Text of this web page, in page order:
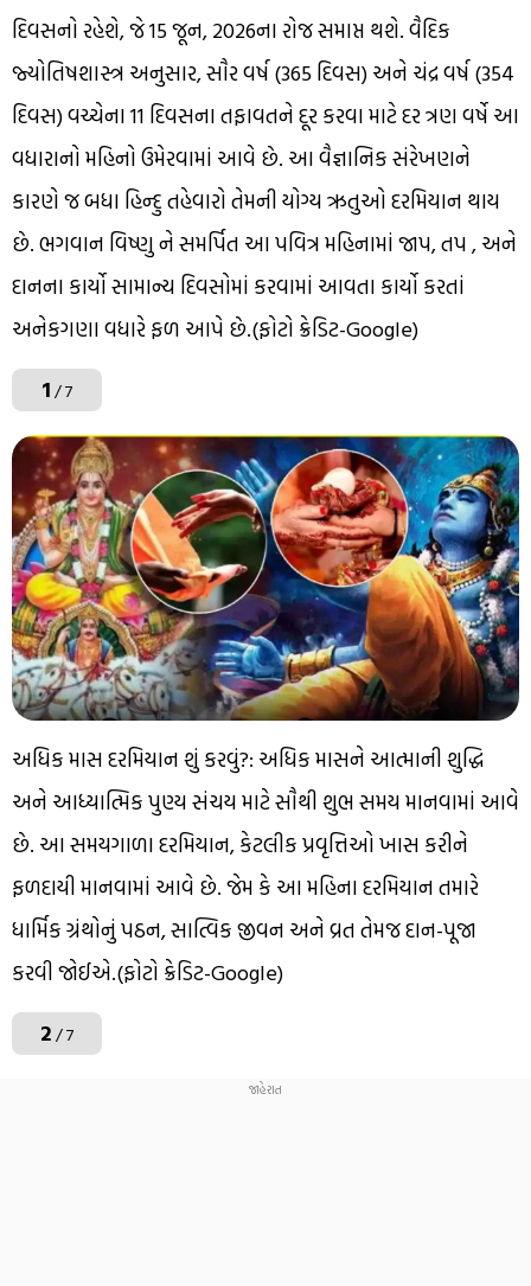
દિવસનો રહેશે, જે 15 જૂન, 2026ના રોજ સમાપ્ત થશે. વૈદિક
જ્યોતિષશાસ્ત્ર અનુસાર, સૌર વર્ષ (365 દિવસ) અને ચંદ્ર વર્ષ (354
દિવસ) વચ્ચેના 11 દિવસના તફાવતને દૂર કરવા માટે દર ત્રણ વર્ષે આ
વધારાનો મહિનો ઉમેરવામાં આવે છે. આ વૈજ્ઞાનિક સંરેખણને
કારણે જ બધા હિન્દુ તહેવારો તેમની યોગ્ય ઋતુઓ દરમિયાન થાય
છે. ભગવાન વિષ્ણુ ને સમર્પિત આ પવિત્ર મહિનામાં જાપ, તપ , અને
દાનના કાર્યો સામાન્ય દિવસોમાં કરવામાં આવતા કાર્યો કરતાં
અનેકગણા વધારે ફળ આપે છે.(ફોટો ક્રેડિટ-Google)
1/ 7
અધિક માસ દરમિયાન શું કરવું?: અધિક માસને આત્માની શુદ્ધિ
અને આધ્યાત્મિક પુણ્ય સંચય માટે સૌથી શુભ સમય માનવામાં આવે
છે. આ સમયગાળા દરમિયાન, કેટલીક પ્રવૃત્તિઓ ખાસ કરીને
ફળદાયી માનવામાં આવે છે. જેમ કે આ મહિના દરમિયાન તમારે
ધાર્મિક ગ્રંથોનું પઠન, સાત્વિક જીવન અને વ્રત તેમજ દાન-પૂજા
કરવી જોઈએ.(ફોટો ક્રેડિટ-Google)
2/ 7